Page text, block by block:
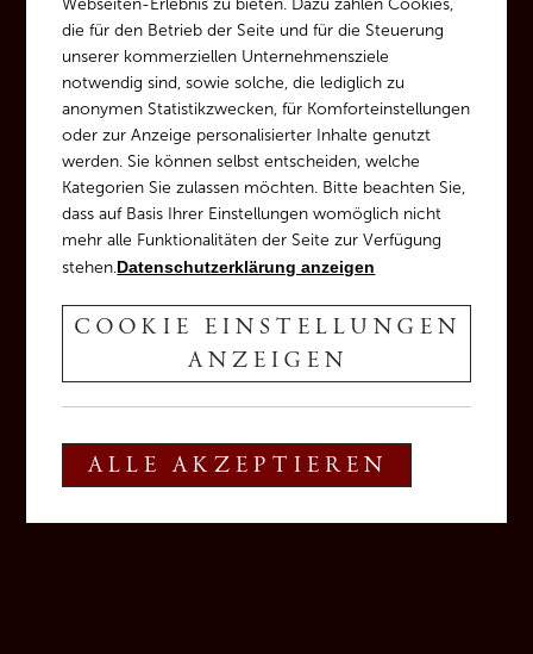
SELECTION
VIGNA
Webseiten-Erlebnis zu bieten. Dazu zählen Cookies,
die für den Betrieb der Seite und für die Steuerung
unserer kommerziellen Unternehmensziele
notwendig sind, sowie solche, die lediglich zu
anonymen Statistikzwecken, für Komforteinstellungen
oder zur Anzeige personalisierter Inhalte genutzt
werden. Sie können selbst entscheiden, welche
Kategorien Sie zulassen möchten. Bitte beachten Sie,
dass auf Basis Ihrer Einstellungen womöglich nicht
mehr alle Funktionalitäten der Seite zur Verfügung
stehen.Datenschutzerklärung anzeigen
COOKIE EINSTELLUNGEN
ANZEIGEN
ALLE AKZEPTIEREN